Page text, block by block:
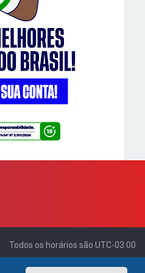
Todos os horários são UTC-03:00